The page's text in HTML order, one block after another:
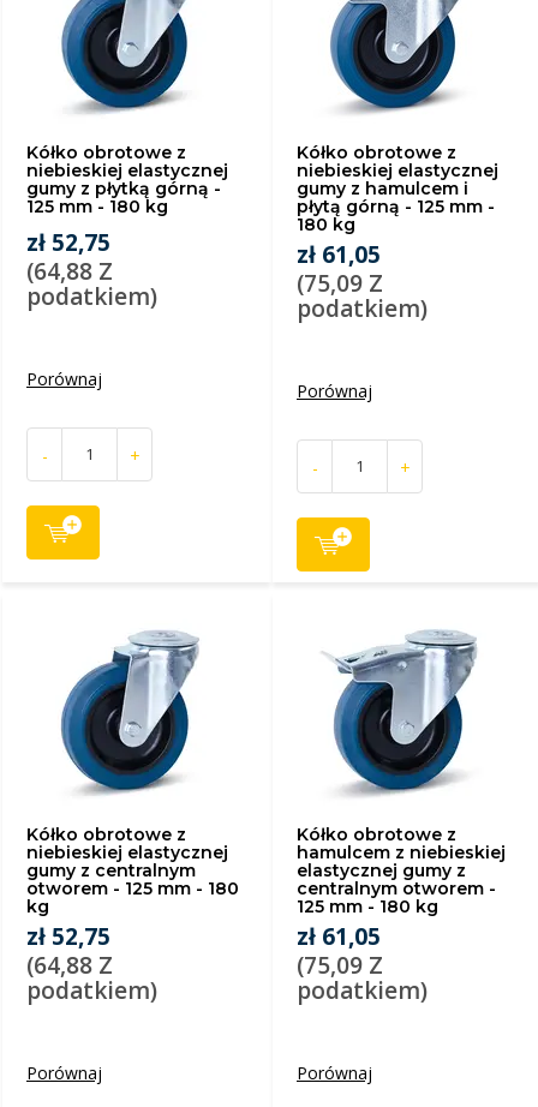
Kółko obrotowe z
niebieskiej elastycznej
gumy z płytką górną -
125 mm - 180 kg
zł 52,75
(64,88 Z
podatkiem)
Porównaj
- +
Kółko obrotowe z
niebieskiej elastycznej
gumy z hamulcem i
płytą górną - 125 mm -
180 kg
zł 61,05
(75,09 Z
podatkiem)
Porównaj
- +
Kółko obrotowe z
niebieskiej elastycznej
gumy z centralnym
otworem - 125 mm - 180
kg
zł 52,75
(64,88 Z
podatkiem)
Porównaj
Kółko obrotowe z
hamulcem z niebieskiej
elastycznej gumy z
centralnym otworem -
125 mm - 180 kg
zł 61,05
(75,09 Z
podatkiem)
Porównaj